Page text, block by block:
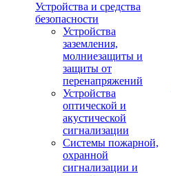
Устройства и средства
безопасности
Устройства
заземления,
молниезащиты и
защиты от
перенапряжений
Устройства
оптической и
акустической
сигнализации
Системы пожарной,
охранной
сигнализации и